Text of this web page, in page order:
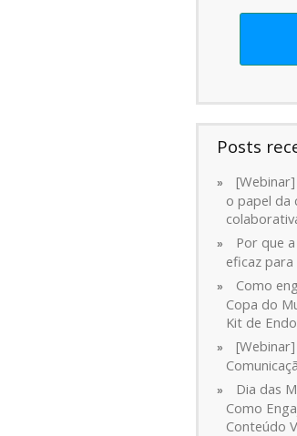
Posts
o papel da
Por que
eficaz
Como
Copa do
Kit de
Dia das
Como
Conteúdo